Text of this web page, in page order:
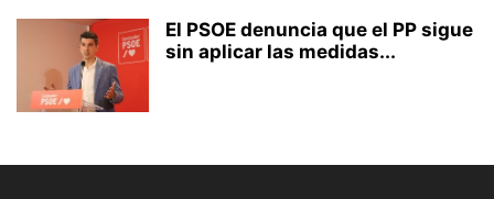
El PSOE denuncia que el PP sigue
sin aplicar las medidas...